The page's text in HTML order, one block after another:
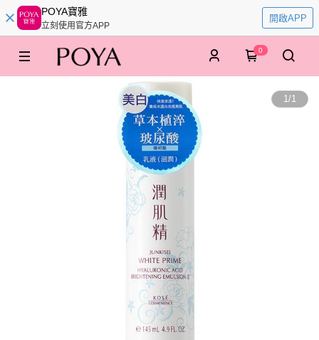
POYA寶雅
立刻使用官方APP
開啟APP
0
1/1